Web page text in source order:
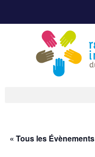
« Tous les Évènements